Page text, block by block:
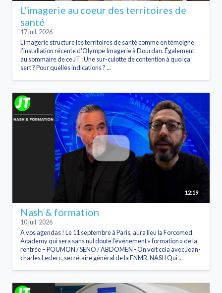
L'imagerie au coeur des territoires de
santé
17 juil. 2026
L'imagerie structure les territoires de santé comme en témoigne
l'installation récente d'Olympe Imagerie à Dourdan. Également
au sommaire de ce JT : Une sur-culotte de contention à quoi ça
sert ? Pour quelles indications ? ...
12:19
Nash & formation
10 juil. 2026
A vos agendas ! Le 11 septembre à Paris, aura lieu la Forcomed
Academy qui sera sans nul doute l’événement « formation » de la
rentrée – POUMON / SENO / ABDOMEN - On voit cela avec Jean-
charles Leclerc, secrétaire général de la FNMR. NASH Qui ...